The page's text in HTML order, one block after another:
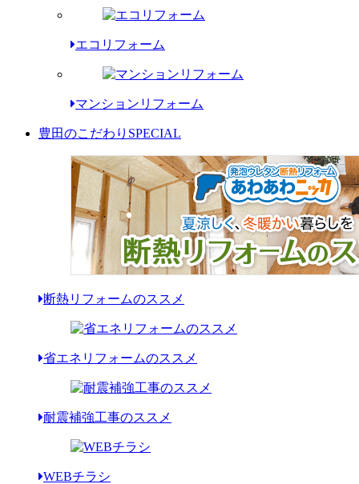
エコリフォーム
マンションリフォーム
豊田のこだわり SPECIAL
断熱リフォームのススメ
省エネリフォームのススメ
耐震補強工事のススメ
WEBチラシ